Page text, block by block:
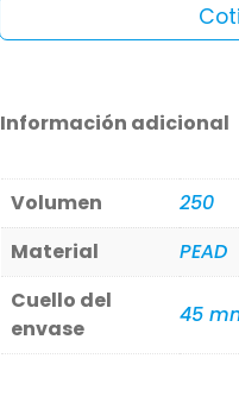
Información adicional
Volumen
250
Material
PEAD
Cuello del
envase
45